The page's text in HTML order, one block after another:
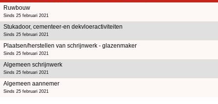
Ruwbouw
Sinds 25 februari 2021
Stukadoor, cementeer-en dekvloeractiviteiten
Sinds 25 februari 2021
Plaatsen/herstellen van schrijnwerk - glazenmaker
Sinds 25 februari 2021
Algemeen schrijnwerk
Sinds 25 februari 2021
Algemeen aannemer
Sinds 25 februari 2021